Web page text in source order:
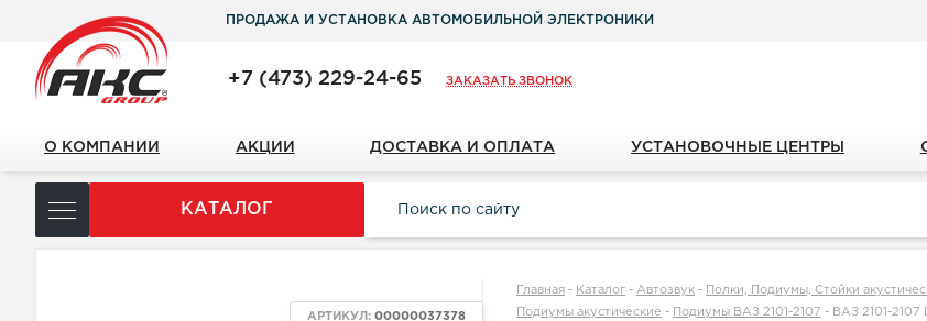
ПРОДАЖА И УСТАНОВКА АВТОМОБИЛЬНОЙ ЭЛЕКТРОНИКИ
+7 (473) 229-24-65 ЗАКАЗАТЬ ЗВОНОК
О КОМПАНИИ АКЦИИ ДОСТАВКА И ОПЛАТА УСТАНОВОЧНЫЕ ЦЕНТРЫ
КАТАЛОГ
АРТИКУЛ:00000037378
Главная - Каталог -Автозвук - Полки, Подиумы, Стойки
Подиумы акустические - Подиумы ВАЗ 2101-2107 - ВАЗ 2101-2107